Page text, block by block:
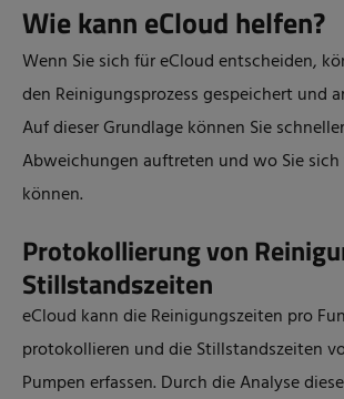
Wie kann eCloud helfen?
Wenn Sie sich für eCloud entscheiden,
den Reinigungsprozess gespeichert und
Auf dieser Grundlage können Sie
Abweichungen auftreten und wo Sie sich
können.
Protokollierung von
Stillstandszeiten
eCloud kann die Reinigungszeiten pro
protokollieren und die Stillstandszeiten
Pumpen erfassen. Durch die Analyse